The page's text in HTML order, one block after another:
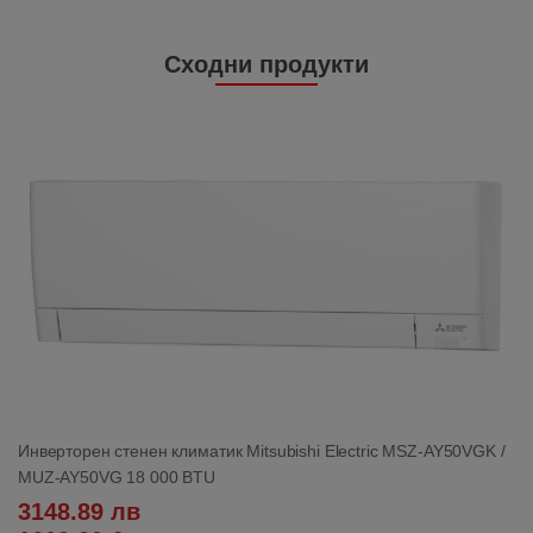
Сходни продукти
Инверторен стенен климатик Mitsubishi Electric MSZ-AY50VGK /
MUZ-AY50VG 18 000 BTU
3148.89 лв